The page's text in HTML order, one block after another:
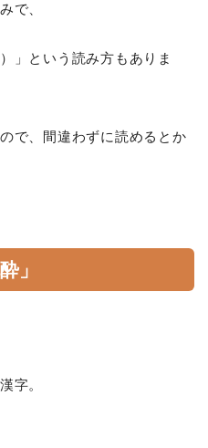
で、
」という読み方もありま
で、間違わずに読めるとか
」
字。